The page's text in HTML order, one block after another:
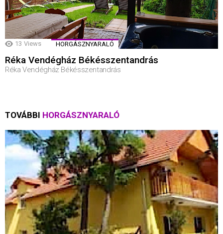
13 Views HORGÁSZNYARALÓ
Réka Vendégház Békésszentandrás
Réka Vendégház Békésszentandrás
TOVÁBBI HORGÁSZNYARALÓ